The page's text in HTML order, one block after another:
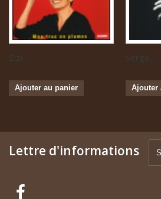
Zizi...
Ajouter au panier
Serge...
Ajouter
Lettre d'informations